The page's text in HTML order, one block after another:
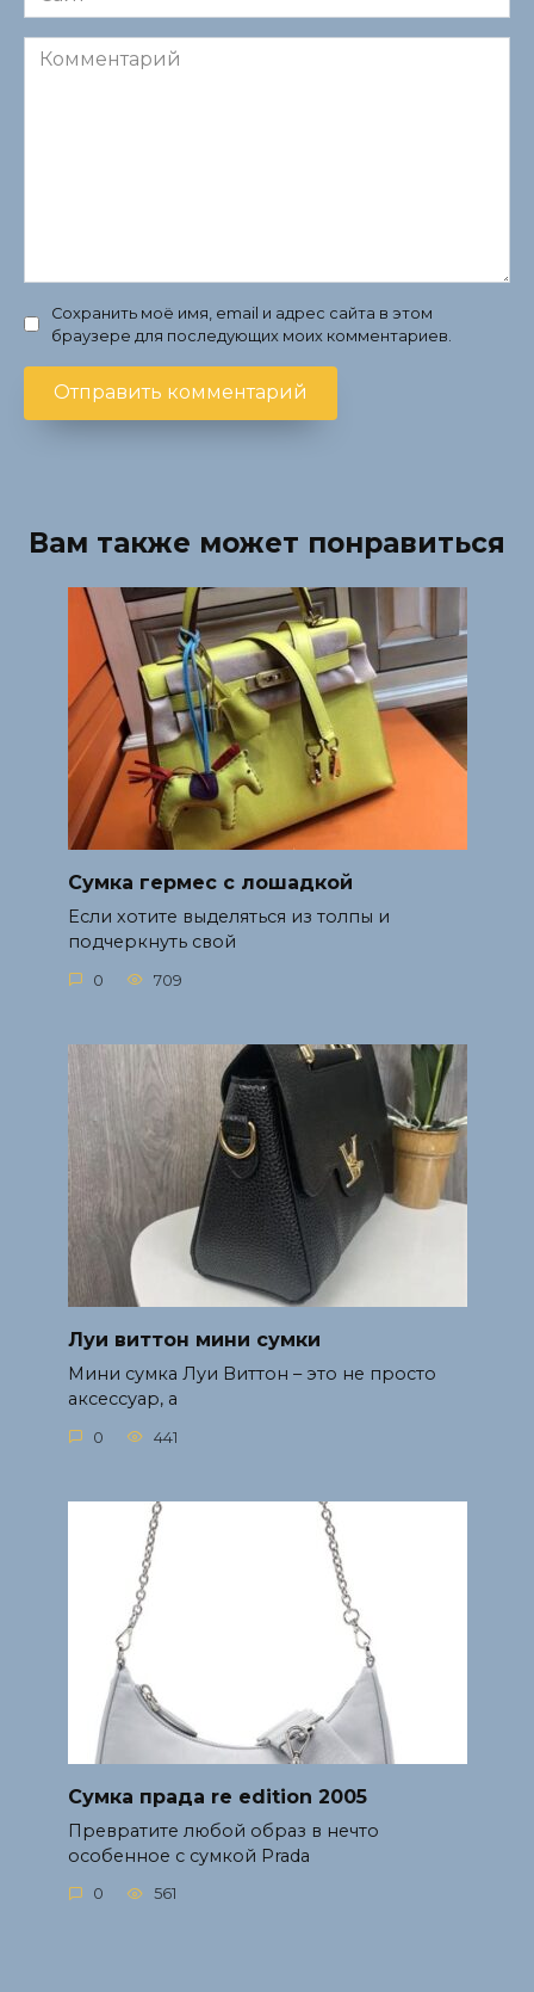
Комментарий
Сохранить моё имя, email и адрес сайта в этом
браузере для последующих моих комментариев.
Вам также может понравиться
Сумка гермес с лошадкой
Если хотите выделяться из толпы и
подчеркнуть свой
0 709
Луи виттон мини сумки
Мини сумка Луи Виттон – это не просто
аксессуар, а
0 441
Сумка прада re edition 2005
Превратите любой образ в нечто
особенное с сумкой Prada
0 561